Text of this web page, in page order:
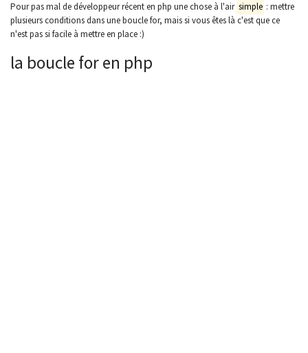
Pour pas mal de développeur récent en php une chose à l'air simple : mettre
plusieurs conditions dans une boucle for, mais si vous êtes là c'est que ce
n'est pas si facile à mettre en place :)
la boucle for en php